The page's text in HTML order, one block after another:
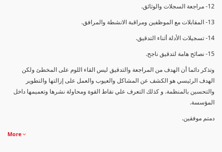
12- مراجعة السجلات والوثائق.
13- المقابلات مع الموظفين ومراقبة الانشطة والمرافق.
14- تسجيلات الأدلة أثناء التدقيق.
15- نصائح هامة لتدقيق ناجح.
وتذكر دائما أن الهدف من المراجعة والتدقيق ليس القاء اللوم على المخطئ ولكن
الهدف الرئيسي هو الكشف عن المشاكل والعيوب والعمل على إزالتها والتطوير
والتحسين بالمنظمة. و كذلك التعرف علي نقاط القوة ومحاولة نشرها وتعميمها داخل
المؤسسة.
دمتم موفقين.
More